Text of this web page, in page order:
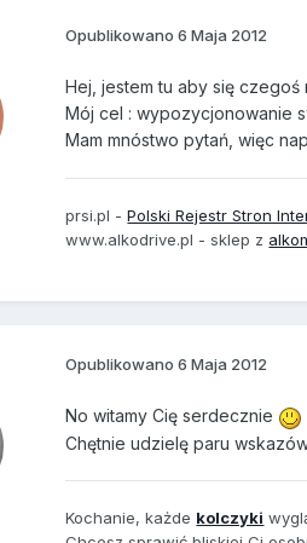
Opublikowano6 Maja 2012
Hej, jestem tu aby się
Mój cel : wypozycjonowanie
Mam mnóstwo pytań, więc
prsi.pl -Polski Rejestr Stron
www.alkodrive.pl - sklep z
Opublikowano6 Maja 2012
No witamy Cię serdecznie
Chętnie udzielę paru
Kochanie, każde kolczyki